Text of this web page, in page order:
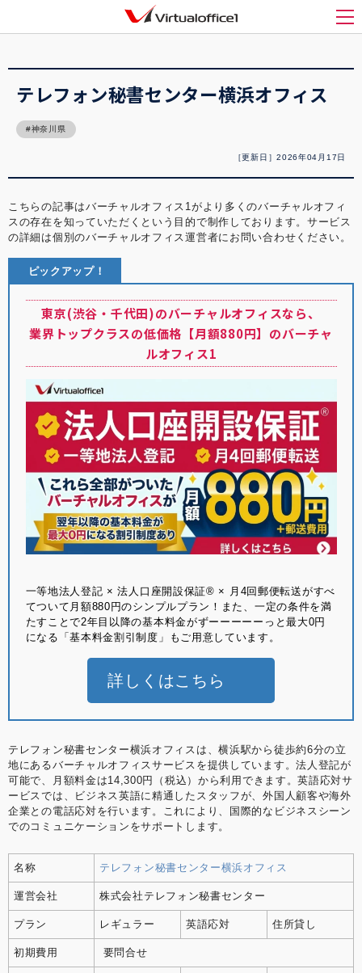
メ
バーチャルオフィス1(Virtualoffice1)
テレフォン秘書セ
テレフォン秘書センター横浜オフィス
神奈川県
［更新日］2026年04月17日
こちらの記事はバーチャルオフィス1がより多くのバーチャルオフィ
スの存在を知っていただくという目的で制作しております。サービス
の詳細は個別のバーチャルオフィス運営者にお問い合わせください。
ピックアップ！
東京(渋谷・千代田)のバーチャルオフィスなら、
業界トップクラスの低価格【月額880円】のバーチャ
ルオフィス1
⼀等地法⼈登記 × 法⼈⼝座開設保証® × ⽉4回郵便転送がすべ
てついて月額880円のシンプルプラン！また、一定の条件を満
たすことで2年目以降の基本料金がずーーーーーっと最大0円
になる「基本料金割引制度」もご用意しています。
詳しくはこちら
テレフォン秘書センター横浜オフィスは、横浜駅から徒歩約6分の立
地にあるバーチャルオフィスサービスを提供しています。​法人登記が
可能で、月額料金は14,300円（税込）から利用できます。英語応対サ
ービスでは、​ビジネス英語に精通したスタッフが、外国人顧客や海外
企業との電話応対を行います。​これにより、国際的なビジネスシーン
でのコミュニケーションをサポートします。
名称 テレフォン秘書センター横浜オフィス
運営会社 株式会社テレフォン秘書センター
プラン レギュラー 英語応対 住所貸し
初期費用 要問合せ